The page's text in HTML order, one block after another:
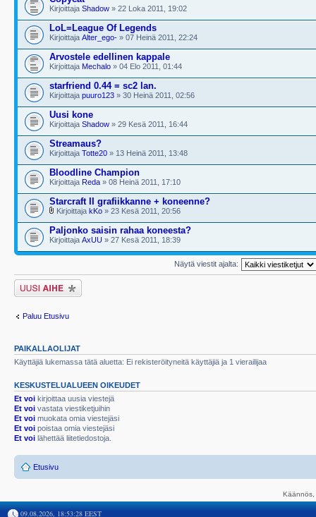
Kirjoittaja Shadow » 22 Loka 2011, 19:02
LoL=League Of Legends
Kirjoittaja Alter_ego- » 07 Heinä 2011, 22:24
Arvostele edellinen kappale
Kirjoittaja Mechalo » 04 Elo 2011, 01:44
starfriend 0.44 = sc2 lan.
Kirjoittaja puuro123 » 30 Heinä 2011, 02:56
Uusi kone
Kirjoittaja Shadow » 29 Kesä 2011, 16:44
Streamaus?
Kirjoittaja Totte20 » 13 Heinä 2011, 13:48
Bloodline Champion
Kirjoittaja Reda » 08 Heinä 2011, 17:10
Starcraft II grafiikkanne + koneenne?
Kirjoittaja kKo » 23 Kesä 2011, 20:56
Paljonko saisin rahaa koneesta?
Kirjoittaja AxUU » 27 Kesä 2011, 18:39
Näytä viestit ajalta:
Lähetä uusi viesti
Paluu Etusivu
PAIKALLAOLIJAT
Käyttäjiä lukemassa tätä aluetta: Ei rekisteröityneitä käyttäjiä ja 1 vierailijaa
KESKUSTELUALUEEN OIKEUDET
Et voi kirjoittaa uusia viestejä
Et voi vastata viestiketjuihin
Et voi muokata omia viestejäsi
Et voi poistaa omia viestejäsi
Et voi lähettää liitetiedostoja.
Etusivu
09.08.2026, 18:53:28 EEST